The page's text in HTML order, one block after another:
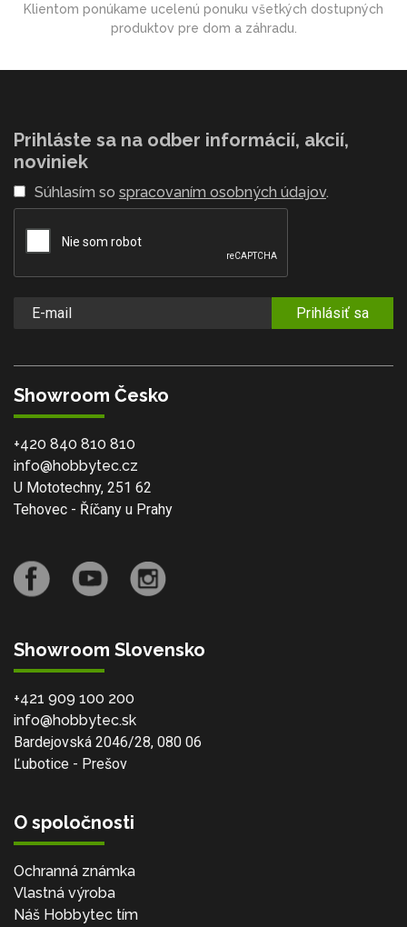
Klientom ponúkame ucelenú ponuku všetkých dostupných
produktov pre dom a záhradu.
Prihláste sa na odber informácií, akcií,
noviniek
Súhlasím so spracovaním osobných údajov.
Prihlásiť sa
Showroom Česko
+420 840 810 810
info@hobbytec.cz
U Mototechny, 251 62
Tehovec - Říčany u Prahy
Showroom Slovensko
+421 909 100 200
info@hobbytec.sk
Bardejovská 2046/28, 080 06
Ľubotice - Prešov
O spoločnosti
Ochranná známka
Vlastná výroba
Náš Hobbytec tím